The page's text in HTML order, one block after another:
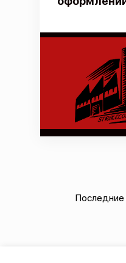
Последние